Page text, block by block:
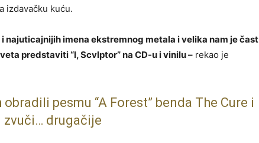
izdavačku kuću.
najuticajnijih imena ekstremnog metala i velika nam je čast
predstaviti “I, Scvlptor” na CD-u i vinilu – rekao je
pesmu “A Forest” benda The Cure i
zvuči… drugačije